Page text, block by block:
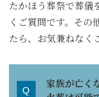
たかほう葬祭で葬儀
くご質問です。その
たら、お気兼ねなく
家族が亡く